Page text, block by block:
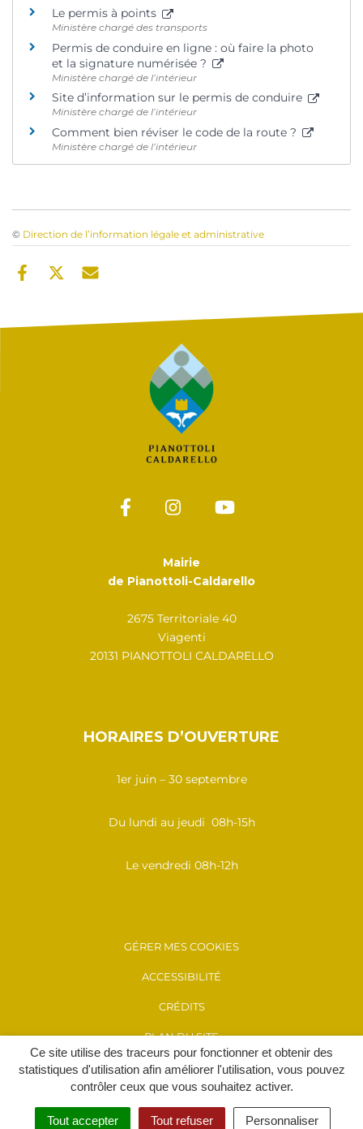
Ce site utilise des traceurs pour fonctionner et obtenir des
statistiques d'utilisation afin améliorer l'utilisation, vous pouvez
contrôler ceux que vous souhaitez activer.
Tout accepter Tout refuser Personnaliser
Le permis à points
Ministère chargé des transports
Permis de conduire en ligne : où faire la photo
et la signature numérisée ?
Ministère chargé de l’intérieur
Site d’information sur le permis de conduire
Ministère chargé de l’intérieur
Comment bien réviser le code de la route ?
Ministère chargé de l’intérieur
© Direction de l’information légale et administrative
Mairie
de Pianottoli-Caldarello
2675 Territoriale 40
Viagenti
20131 PIANOTTOLI CALDARELLO
HORAIRES D’OUVERTURE
1er juin – 30 septembre
Du lundi au jeudi 08h-15h
Le vendredi 08h-12h
GÉRER MES COOKIES
ACCESSIBILITÉ
CRÉDITS
PLAN DU SITE
MENTIONS LÉGALES
POLITIQUE DE CONFIDENTIALITÉ